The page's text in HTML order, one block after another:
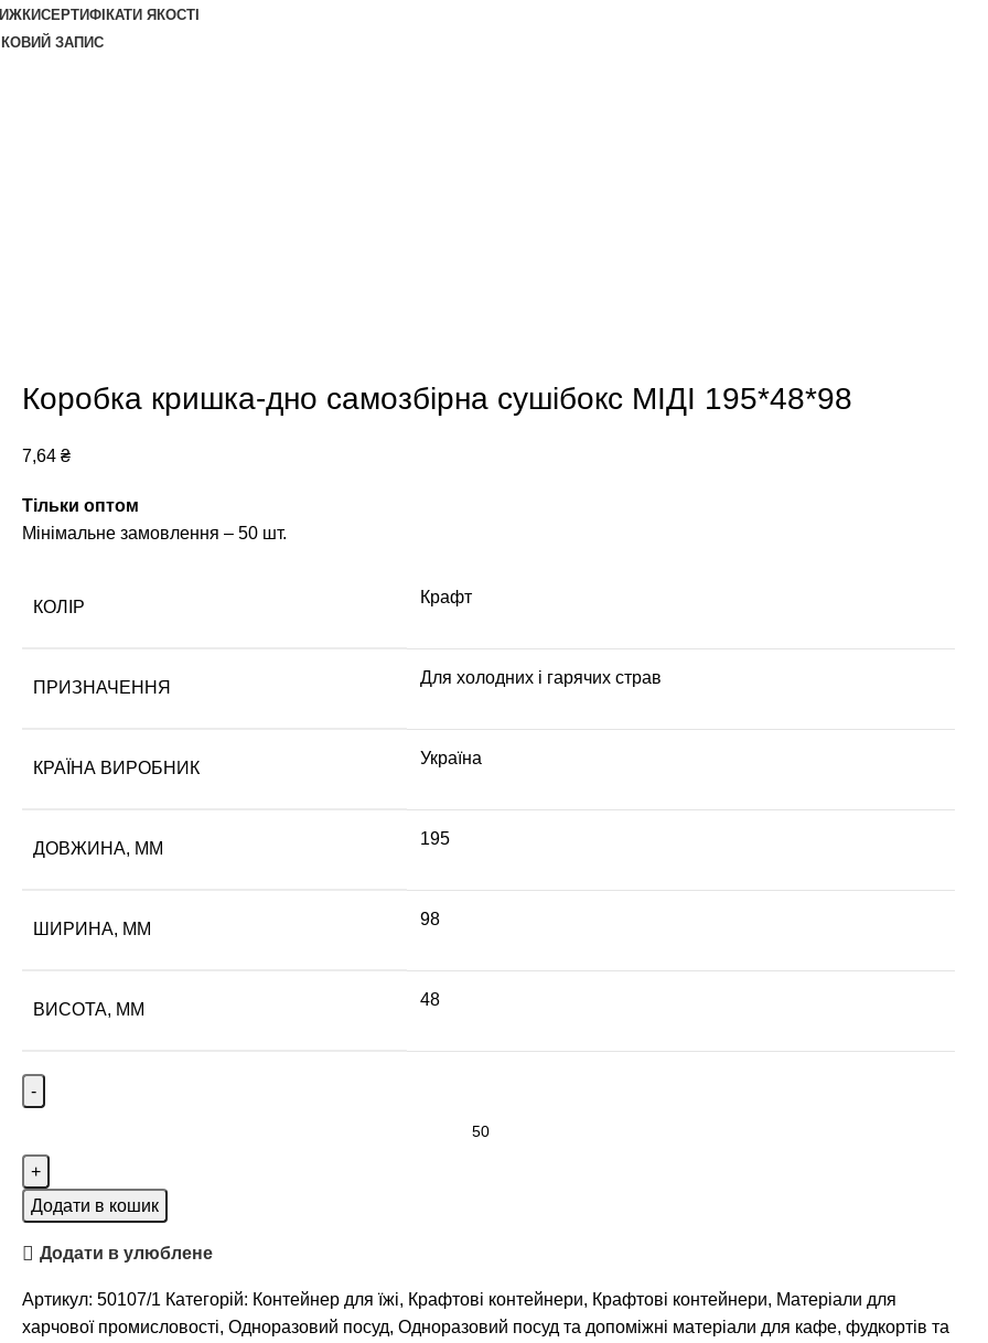
СЕРТИФІКАТИ ЯКОСТІ
ЗАПИС
Коробка кришка-дно самозбірна сушібокс МІДІ 195*48*98
7,64 ₴
Тільки оптом
Мінімальне замовлення – 50 шт.
КОЛІР
Крафт
ПРИЗНАЧЕННЯ
Для холодних і гарячих страв
КРАЇНА ВИРОБНИК
Україна
ДОВЖИНА, ММ
195
ШИРИНА, ММ
98
ВИСОТА, ММ
48
Додати в кошик
Додати в улюблене
Артикул: 50107/1 Категорій: Контейнер для їжі, Крафтові контейнери, Крафтові контейнери, Матеріали для
харчової промисловості, Одноразовий посуд, Одноразовий посуд та допоміжні матеріали для кафе, фудкортів та